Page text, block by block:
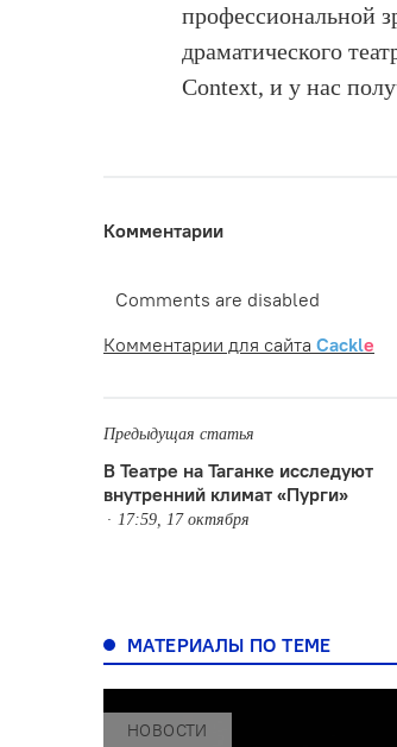
профессиональной
драматического
Context, и у нас
Комментарии
Comments are disabled
Комментарии для сайта Cackle
Предыдущая статья
В Театре на Таганке исследуют
внутренний климат «Пурги»
17:59, 17 октября
МАТЕРИАЛЫ ПО ТЕМЕ
НОВОСТИ